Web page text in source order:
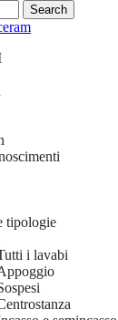
Search
tipologie
i lavabi